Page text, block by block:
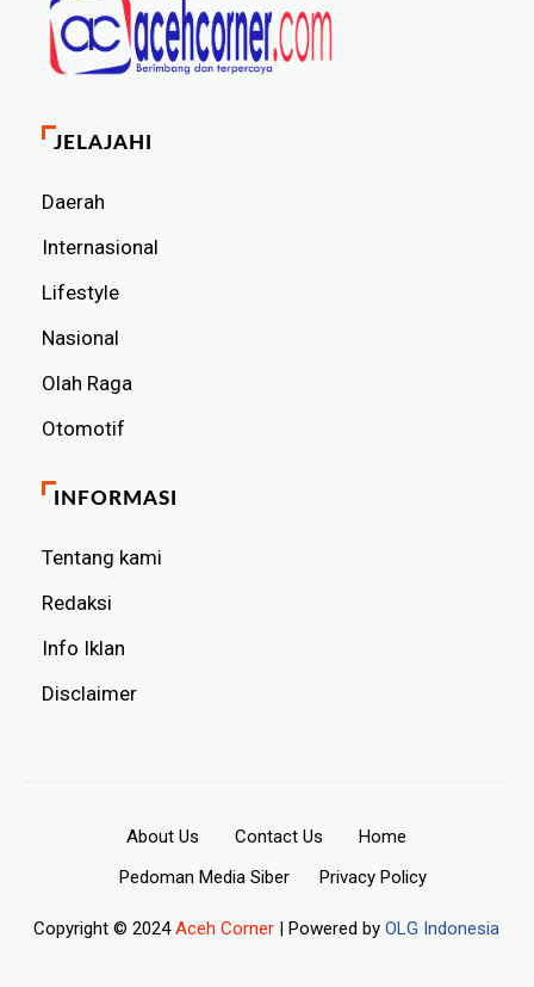
JELAJAHI
Daerah
Internasional
Lifestyle
Nasional
Olah Raga
Otomotif
INFORMASI
Tentang kami
Redaksi
Info Iklan
Disclaimer
About Us Contact Us
Home
Pedoman Media Siber
Privacy Policy
Copyright © 2024Aceh Corner | Powered byOLG Indonesia